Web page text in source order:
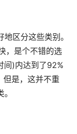
区分这些类别。
，是个不错的选
间)内达到了92%
但是，这并不重